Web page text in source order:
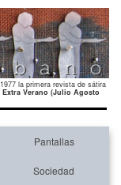
la primera revista de sátira
Extra Verano (Julio Agosto
Pantallas
Sociedad